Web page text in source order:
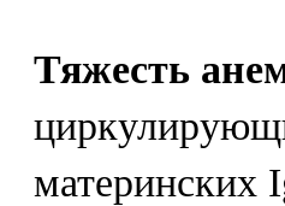
Тяжесть
материнских